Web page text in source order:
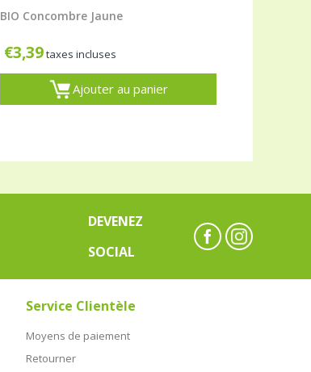
BIO Concombre Jaune
€3,39taxes incluses
Ajouter au panier
DEVENEZ
SOCIAL
Service Clientèle
Moyens de paiement
Retourner